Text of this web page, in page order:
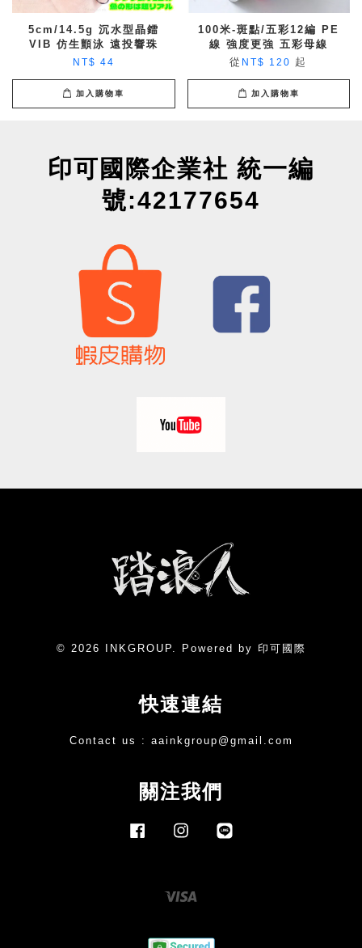
5cm/14.5g 沉水型晶鐳
VIB 仿生顫泳 遠投響珠
NT$ 44
加入購物車
100米-斑點/五彩12編 PE
線 強度更強 五彩母線
從 NT$ 120 起
加入購物車
印可國際企業社 統一編
號:42177654
© 2026 INKGROUP. Powered by 印可國際
快速連結
Contact us : aainkgroup@gmail.com
關注我們
FacebookInstagram